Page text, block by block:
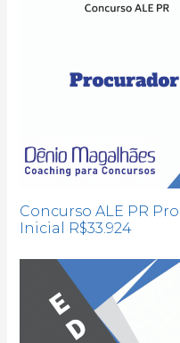
Concurso ALE PR
Inicial R$33.924